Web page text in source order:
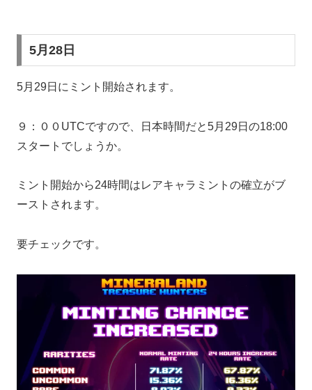
5月28日
5月29日にミント開始されます。
９：００UTCですので、日本時間だと5月29日の18:00
スタートでしょうか。
ミント開始から24時間はレアキャラミントの確立がブ
ーストされます。
要チェックです。